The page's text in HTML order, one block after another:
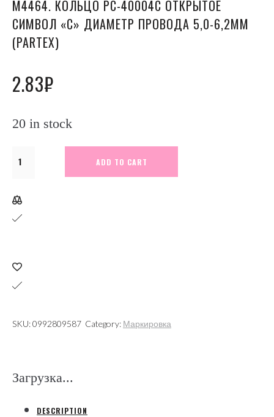
М4464. КОЛЬЦО РC-40004C ОТКРЫТОЕ
СИМВОЛ «C» ДИАМЕТР ПРОВОДА 5,0-6,2ММ
(PARTEX)
2.83₽
20 in stock
М4464.
РC-
"C"
диаметр
5,0-
quantity
ADD TO CART
SKU:0992809587 Category: Маркировка
Загрузка...
DESCRIPTION